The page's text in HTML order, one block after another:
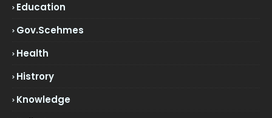
Education
Gov.scehmes
Health
Histrory
Knowledge